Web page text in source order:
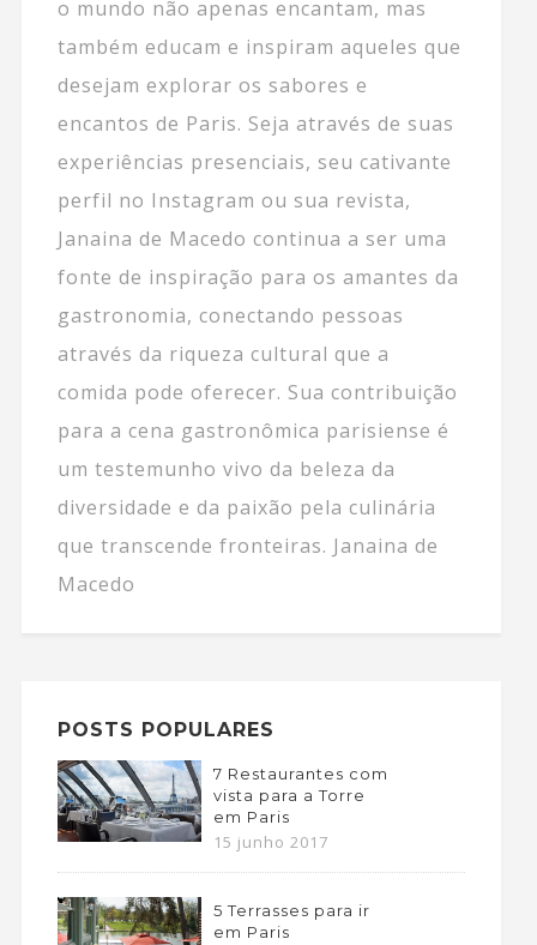
o mundo não apenas encantam, mas
também educam e inspiram aqueles que
desejam explorar os sabores e
encantos de Paris. Seja através de suas
experiências presenciais, seu cativante
perfil no Instagram ou sua revista,
Janaina de Macedo continua a ser uma
fonte de inspiração para os amantes da
gastronomia, conectando pessoas
através da riqueza cultural que a
comida pode oferecer. Sua contribuição
para a cena gastronômica parisiense é
um testemunho vivo da beleza da
diversidade e da paixão pela culinária
que transcende fronteiras. Janaina de
Macedo
POSTS POPULARES
7 Restaurantes com
vista para a Torre
em Paris
15 junho 2017
5 Terrasses para ir
em Paris